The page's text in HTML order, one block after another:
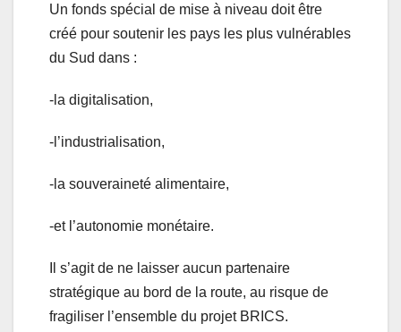
Un fonds spécial de mise à niveau doit être
créé pour soutenir les pays les plus vulnérables
du Sud dans :
-la digitalisation,
-l’industrialisation,
-la souveraineté alimentaire,
-et l’autonomie monétaire.
Il s’agit de ne laisser aucun partenaire
stratégique au bord de la route, au risque de
fragiliser l’ensemble du projet BRICS.